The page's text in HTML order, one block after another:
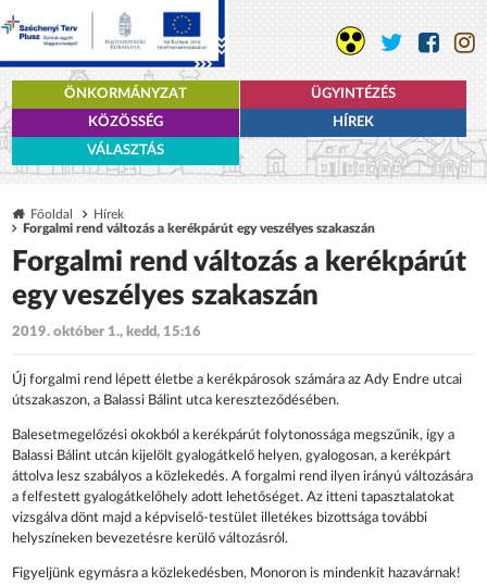
ÖNKORMÁNYZAT
ÜGYINTÉZÉS
KÖZÖSSÉG
HÍREK
VÁLASZTÁS
Főoldal
Hírek
Forgalmi rend változás a kerékpárút egy veszélyes szakaszán
Forgalmi rend változás a kerékpárút
egy veszélyes szakaszán
2019. október 1., kedd, 15:16
Új forgalmi rend lépett életbe a kerékpárosok számára az Ady Endre utcai
útszakaszon, a Balassi Bálint utca kereszteződésében.
Balesetmegelőzési okokból a kerékpárút folytonossága megszűnik, így a
Balassi Bálint utcán kijelölt gyalogátkelő helyen, gyalogosan, a kerékpárt
áttolva lesz szabályos a közlekedés. A forgalmi rend ilyen irányú változására
a felfestett gyalogátkelőhely adott lehetőséget. Az itteni tapasztalatokat
vizsgálva dönt majd a képviselő-testület illetékes bizottsága további
helyszíneken bevezetésre kerülő változásról.
Figyeljünk egymásra a közlekedésben, Monoron is mindenkit hazavárnak!